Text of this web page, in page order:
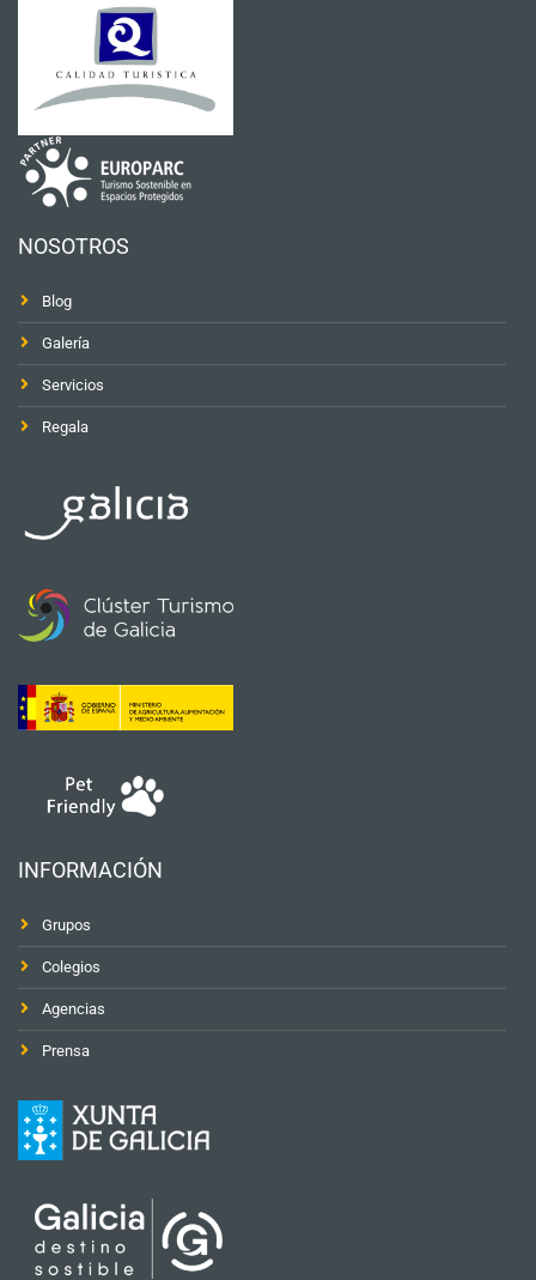
NOSOTROS
Blog
Galería
Servicios
Regala
INFORMACIÓN
Grupos
Colegios
Agencias
Prensa